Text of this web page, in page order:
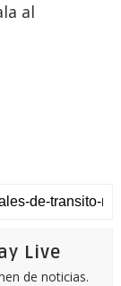
al
Live
de noticias.